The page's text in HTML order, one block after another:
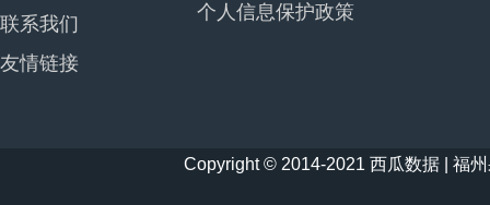
联系我们
友情链接
个人信息保护政策
Copyright © 2014-2021 西瓜数据 | 福